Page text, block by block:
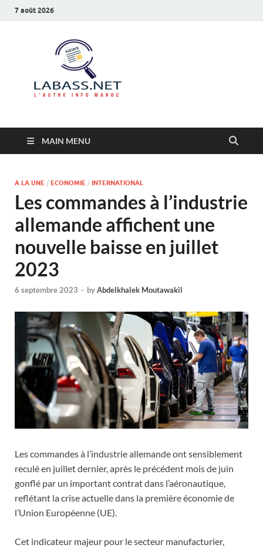
7 août 2026
MAIN MENU
A LA UNE / ECONOMIE / INTERNATIONAL
Les commandes à l’industrie
allemande affichent une
nouvelle baisse en juillet
2023
6 septembre 2023 - byAbdelkhalek Moutawakil
Les commandes à l’industrie allemande ont sensiblement
reculé en juillet dernier, après le précédent mois de juin
gonflé par un important contrat dans l’aéronautique,
reflétant la crise actuelle dans la première économie de
l’Union Européenne (UE).
Cet indicateur majeur pour le secteur manufacturier,